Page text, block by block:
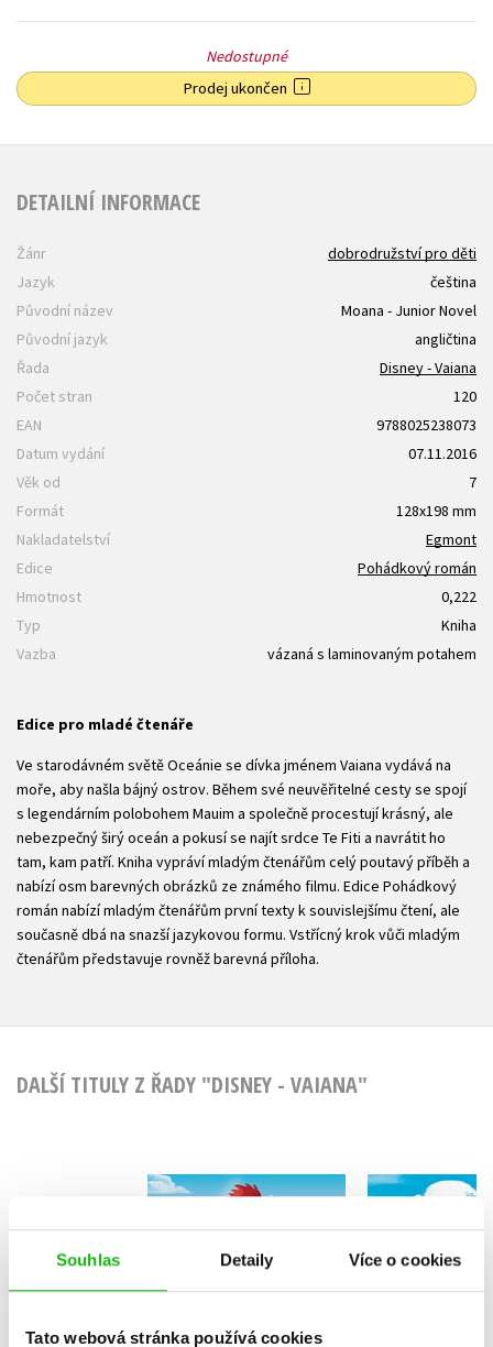
Souhlas Detaily Více o cookies
Tato webová stránka používá cookies
Nedostupné
Prodej ukončen
DETAILNÍ INFORMACE
Žánr
dobrodružství pro děti
Jazyk
čeština
Původní název
Moana - Junior Novel
Původní jazyk
angličtina
Řada
Disney - Vaiana
Počet stran
120
EAN
9788025238073
Datum vydání
07.11.2016
Věk od
7
Formát
128x198 mm
Nakladatelství
Egmont
Edice
Pohádkový román
Hmotnost
0,222
Typ
Kniha
Vazba
vázaná s laminovaným potahem
Edice pro mladé čtenáře
Ve starodávném světě Oceánie se dívka jménem Vaiana vydává na
moře, aby našla bájný ostrov. Během své neuvěřitelné cesty se spojí
s legendárním polobohem Mauim a společně procestují krásný, ale
nebezpečný širý oceán a pokusí se najít srdce Te Fiti a navrátit ho
tam, kam patří. Kniha vypráví mladým čtenářům celý poutavý příběh a
nabízí osm barevných obrázků ze známého filmu. Edice Pohádkový
román nabízí mladým čtenářům první texty k souvislejšímu čtení, ale
současně dbá na snazší jazykovou formu. Vstřícný krok vůči mladým
čtenářům představuje rovněž barevná příloha.
DALŠÍ TITULY Z ŘADY "DISNEY - VAIANA"
Odvážná Vaiana - 8
Kolektiv
Pohádky z